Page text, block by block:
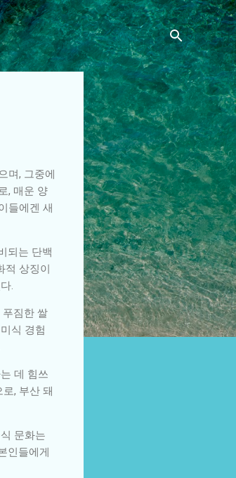
며, 그중에
, 매운 양
들에겐 새
되는 단백
적 상징이
.
푸짐한 쌀
식 경험
데 힘쓰
, 부산 돼
문화는
인들에게